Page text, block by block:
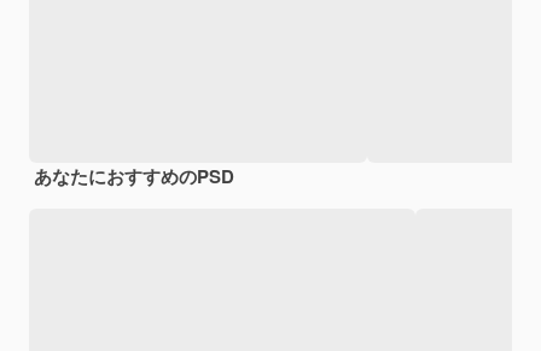
あなたにおすすめのPSD